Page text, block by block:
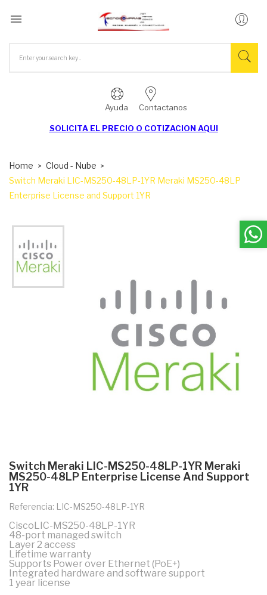

Ayuda Contactanos
SOLICITA EL PRECIO O COTIZACION AQUI
Home
Cloud - Nube
Switch Meraki LIC-MS250-48LP-1YR Meraki MS250-48LP
Enterprise License and Support 1YR
Switch Meraki LIC-MS250-48LP-1YR Meraki
MS250-48LP Enterprise License And Support
1YR
Referencia: LIC-MS250-48LP-1YR
CiscoLIC-MS250-48LP-1YR
48-port managed switch
Layer 2 access
Lifetime warranty
Supports Power over Ethernet (PoE+)
Integrated hardware and software support
1 year license